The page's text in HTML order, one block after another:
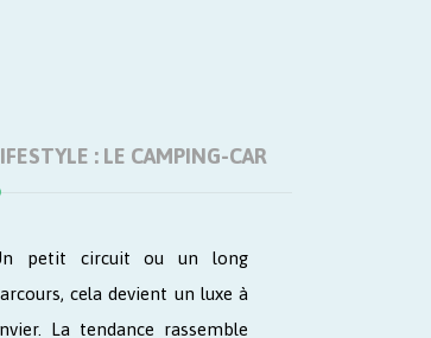
: LE CAMPING-CAR
petit circuit ou un long
cela devient un luxe à
La tendance rassemble